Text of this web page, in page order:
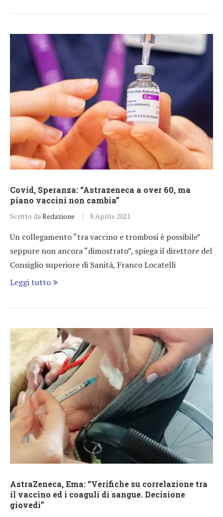
Covid, Speranza: “Astrazeneca a over 60, ma
piano vaccini non cambia”
Scritto da Redazione 8 Aprile 2021
Un collegamento “tra vaccino e trombosi è possibile”
seppure non ancora “dimostrato”, spiega il direttore del
Consiglio superiore di Sanità, Franco Locatelli
Leggi tutto
AstraZeneca, Ema: “Verifiche su correlazione tra
il vaccino ed i coaguli di sangue. Decisione
giovedì”